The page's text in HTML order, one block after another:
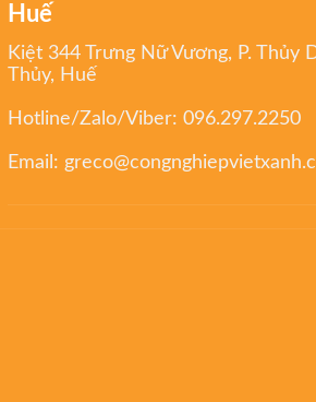
Huế
Kiệt 344 Trưng Nữ Vương, P. Thủy
Thủy, Huế
Hotline/Zalo/Viber:096.297.2250
Email: